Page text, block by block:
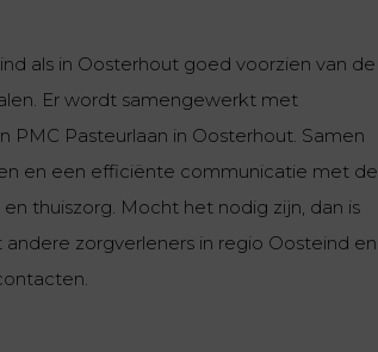
als in Oosterhout goed voorzien van de
Er wordt samengewerkt met
PMC Pasteurlaan in Oosterhout. Samen
en een efficiënte communicatie met de
thuiszorg. Mocht het nodig zijn, dan is
zorgverleners in regio Oosteind en